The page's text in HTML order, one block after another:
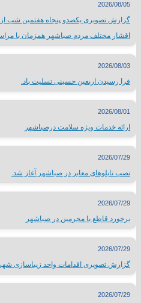
2026/08/05
گزارش تصویری یکصدو پنجاه هفتمین شب
اقشار مختلف مردم صباشهر همزمان با
2026/08/03
فرا رسیدن اربعین حسینی تسلیت باد.
2026/08/01
ارائه خدمات ویژه سلامت درصباشهر
2026/07/29
نصب تابلوهای معابر در صباشهر آغاز شد.
2026/07/29
برخورد قاطع با مجرمین در صباشهر
2026/07/29
گزارش تصویری اقدامات واحد زیباسازی
2026/07/29